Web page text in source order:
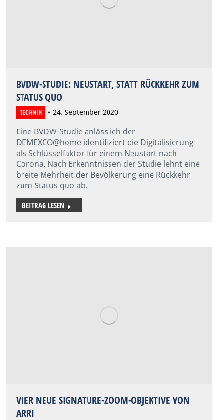
BVDW-STUDIE: NEUSTART, STATT RÜCKKEHR ZUM
STATUS QUO
TECHNIK 24. September 2020
Eine BVDW-Studie anlässlich der
DEMEXCO@home identifiziert die Digitalisierung
als Schlüsselfaktor für einem Neustart nach
Corona. Nach Erkenntnissen der Studie lehnt eine
breite Mehrheit der Bevölkerung eine Rückkehr
zum Status quo ab.
BEITRAG LESEN
VIER NEUE SIGNATURE-ZOOM-OBJEKTIVE VON
ARRI